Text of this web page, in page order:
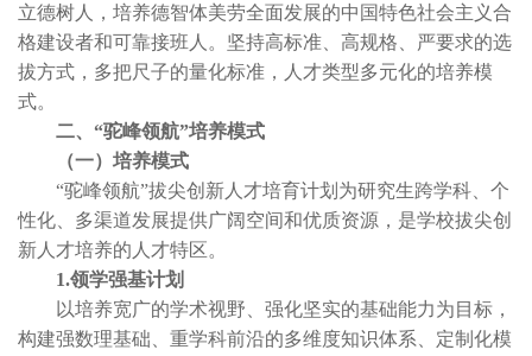
立德树人，培养德智体美劳全面发展的中国特色社会主义合
格建设者和可靠接班人。坚持高标准、高规格、严要求的选
拔方式，多把尺子的量化标准，人才类型多元化的培养模
式。
二、“驼峰领航”培养模式
（一）培养模式
“驼峰领航”拔尖创新人才培育计划为研究生跨学科、个
性化、多渠道发展提供广阔空间和优质资源，是学校拔尖创
新人才培养的人才特区。
1.领学强基计划
以培养宽广的学术视野、强化坚实的基础能力为目标，
构建强数理基础、重学科前沿的多维度知识体系、定制化模